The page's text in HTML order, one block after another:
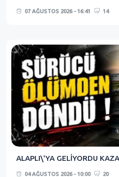
07 AĞUSTOS 2026 - 16:41 14
ALAPLI\'YA GELİYORDU
04 AĞUSTOS 2026 - 10:00 20